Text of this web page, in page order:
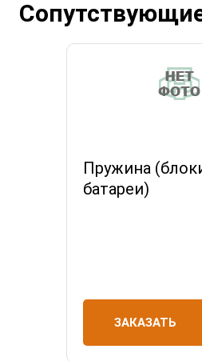
Пружина
батареи)
ЗАКАЗАТЬ